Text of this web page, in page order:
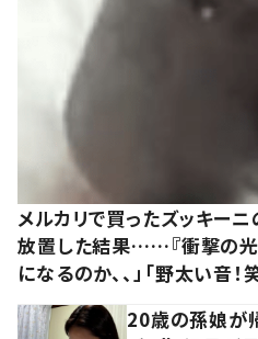
メルカリで買ったズッキー
放置した結果……『衝撃の光
になるのか、、」「野太い音！
20歳の孫娘が